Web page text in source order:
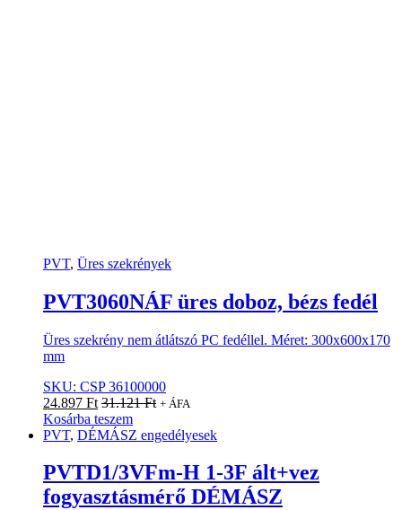
PVT, Üres szekrények
PVT3060NÁF üres doboz, bézs fedél
Üres szekrény nem átlátszó PC fedéllel. Méret: 300x600x170
mm
SKU: CSP 36100000
24.897 Ft 31.121Ft + ÁFA
Kosárba teszem
PVT, DÉMÁSZ engedélyesek
PVTD1/3VFm-H 1-3F ált+vez
fogyasztásmérő DÉMÁSZ